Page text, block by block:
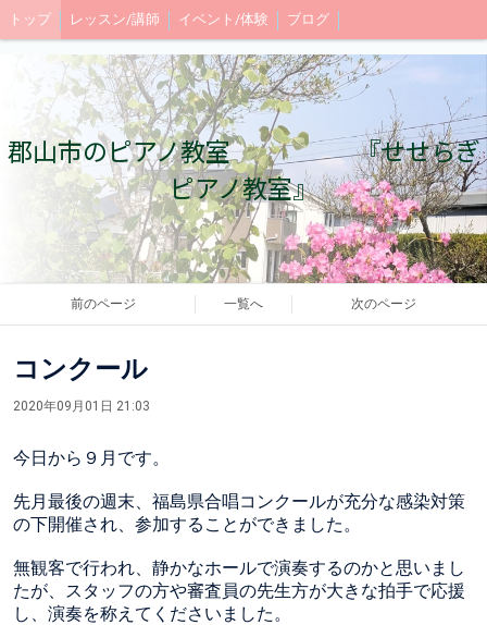
トップ レッスン/講師 イベント/体験 ブログ
郡山市のピアノ教室 『せせらぎ
ピアノ教室』
前のページ 一覧へ 次のページ
コンクール
2020年09月01日 21:03
今日から９月です。
先月最後の週末、福島県合唱コンクールが充分な感染対策
の下開催され、参加することができました。
無観客で行われ、静かなホールで演奏するのかと思いまし
たが、スタッフの方や審査員の先生方が大きな拍手で応援
し、演奏を称えてくださいました。